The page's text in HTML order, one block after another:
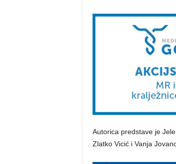
Autorica predstave je
Zlatko Vicić i Vanja